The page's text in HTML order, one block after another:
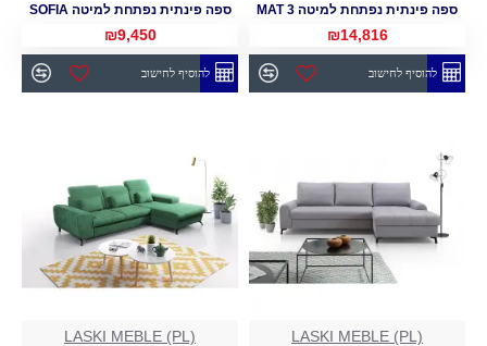
ספה פינתית נפתחת למיטה MAT 3
₪14,816
להוסיף לחישוב
ספה פינתית נפתחת למיטה SOFIA
₪9,450
להוסיף לחישוב
LASKI MEBLE (PL)
LASKI MEBLE (PL)